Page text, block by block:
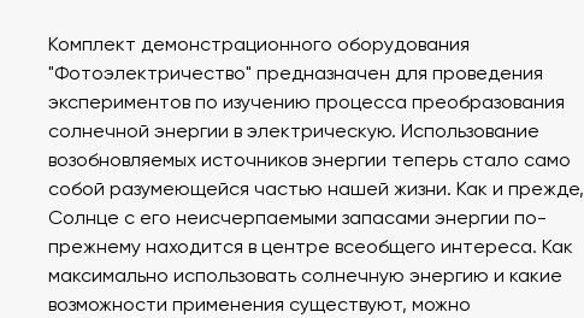
Комплект демонстрационного оборудования
"Фотоэлектричество" предназначен для проведения
экспериментов по изучению процесса преобразования
солнечной энергии в электрическую. Использование
возобновляемых источников энергии теперь стало само
собой разумеющейся частью нашей жизни. Как и прежде,
Солнце с его неисчерпаемыми запасами энергии по-
прежнему находится в центре всеобщего интереса. Как
максимально использовать солнечную энергию и какие
возможности применения существуют, можно